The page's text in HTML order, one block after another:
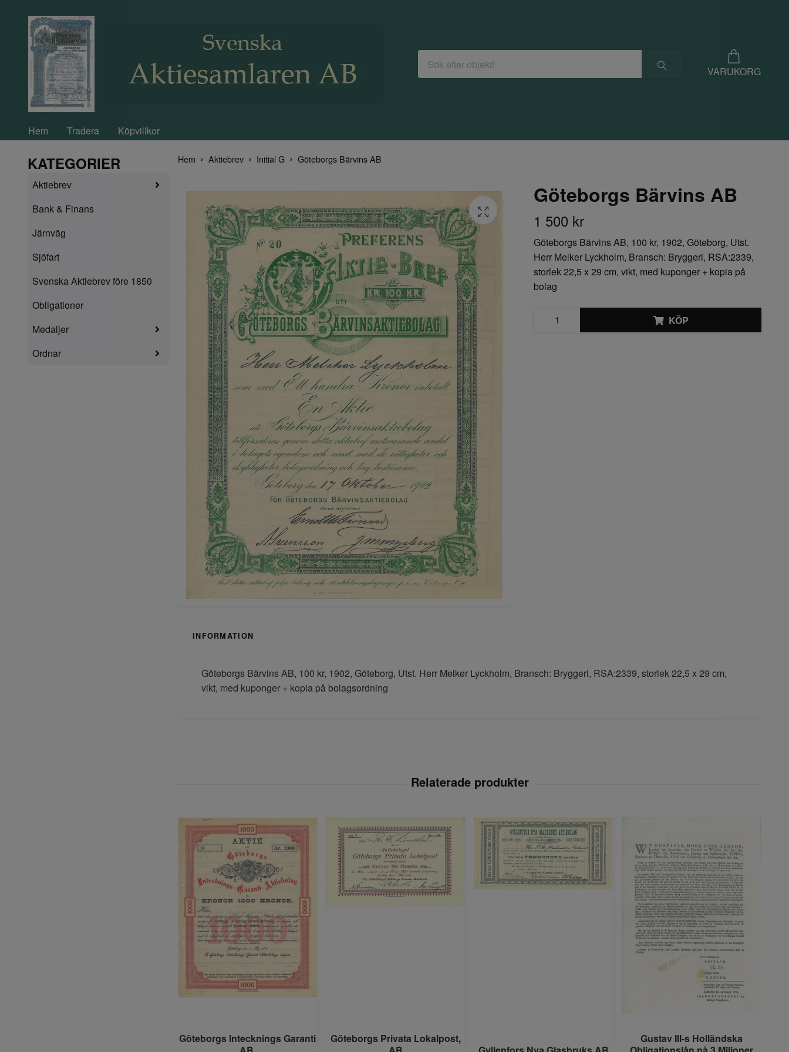
VARUKORG
Hem Tradera Köpvillkor
KATEGORIER
Aktiebrev
Bank & Finans
Järnväg
Sjöfart
Svenska Aktiebrev före 1850
Obligationer
Medaljer
Ordnar
Hem Aktiebrev Initial G Göteborgs Bärvins AB
Göteborgs Bärvins AB
1 500 kr
Göteborgs Bärvins AB, 100 kr, 1902, Göteborg, Utst.
Herr Melker Lyckholm, Bransch: Bryggeri, RSA:2339,
storlek 22,5 x 29 cm, vikt, med kuponger + kopia på
bolag
KÖP
INFORMATION
Göteborgs Bärvins AB, 100 kr, 1902, Göteborg, Utst. Herr Melker Lyckholm, Bransch: Bryggeri, RSA:2339, storlek 22,5 x 29 cm,
vikt, med kuponger + kopia på bolagsordning
Göteborgs Intecknings Garanti
Göteborgs Privata Lokalpost,
Gustav III-s Holländska